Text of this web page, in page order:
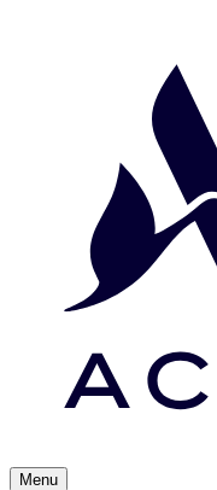
Menu